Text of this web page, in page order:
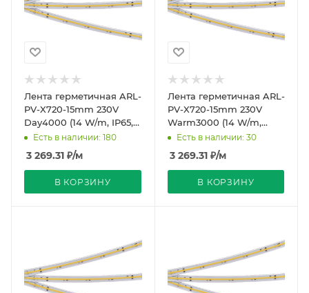
Лента герметичная ARL-
PV-X720-15mm 230V
Day4000 (14 W/m, IP65,
30m) (Arlight, -)
Есть в наличии: 180
3 269.31 ₽/м
В КОРЗИНУ
Лента герметичная ARL-
PV-X720-15mm 230V
Warm3000 (14 W/m,
IP65, 30m) (Arlight, -)
Есть в наличии: 30
3 269.31₽/м
В КОРЗИНУ